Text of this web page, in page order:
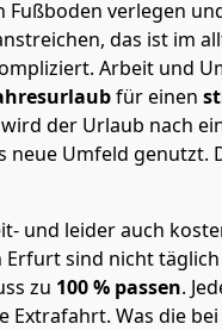
Fußboden verlegen
das ist im
Arbeit und
für einen
der Urlaub nach
neue Umfeld genutzt.
und leider auch
sind nicht
zu 100 % passen.
Extrafahrt. Was die